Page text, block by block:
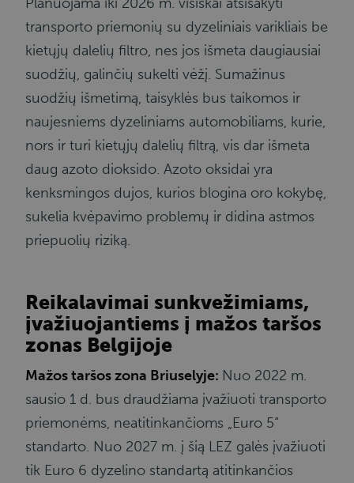
transporto priemonių su dyzeliniais varikliais be
kietųjų dalelių filtro, nes jos išmeta daugiausiai
suodžių, galinčių sukelti vėžį. Sumažinus
suodžių išmetimą, taisyklės bus taikomos ir
naujesniems dyzeliniams automobiliams, kurie,
nors ir turi kietųjų dalelių filtrą, vis dar išmeta
daug azoto dioksido. Azoto oksidai yra
kenksmingos dujos, kurios blogina oro kokybę,
sukelia kvėpavimo problemų ir didina astmos
priepuolių riziką.
Reikalavimai sunkvežimiams,
įvažiuojantiems į mažos taršos
zonas Belgijoje
Mažos taršos zona Briuselyje: Nuo 2022 m.
sausio 1 d. bus draudžiama įvažiuoti transporto
priemonėms, neatitinkančioms „Euro 5“
standarto. Nuo 2027 m. į šią LEZ galės įvažiuoti
tik Euro 6 dyzelino standartą atitinkančios